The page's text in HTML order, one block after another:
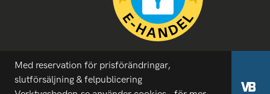
Med reservation för prisförändringar,
slutförsäljning & felpublicering